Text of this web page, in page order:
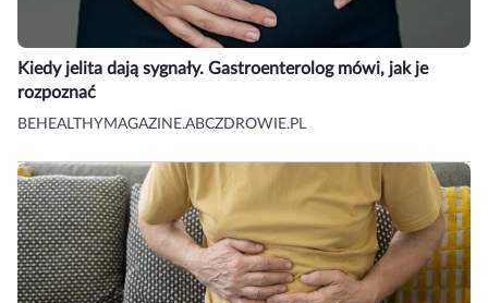
Kiedy jelita dają sygnały. Gastroenterolog mówi, jak je
rozpoznać
BEHEALTHYMAGAZINE.ABCZDROWIE.PL